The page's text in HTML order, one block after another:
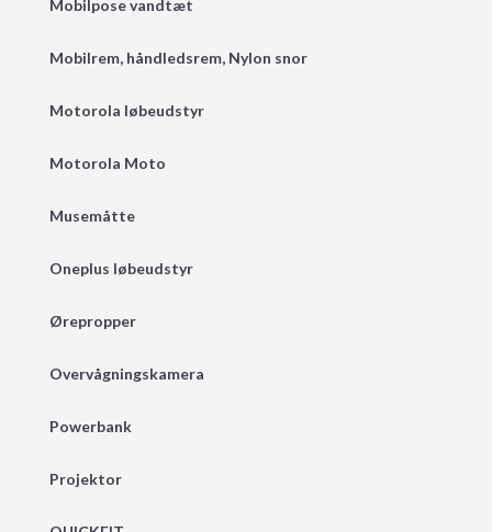
Mobilpose vandtæt
Mobilrem, håndledsrem, Nylon snor
Motorola løbeudstyr
Motorola Moto
Musemåtte
Oneplus løbeudstyr
Ørepropper
Overvågningskamera
Powerbank
Projektor